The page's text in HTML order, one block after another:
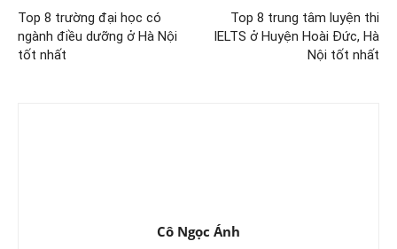
Top 8 trường đại học có
ngành điều dưỡng ở Hà Nội
tốt nhất
Top 8 trung tâm luyện thi
IELTS ở Huyện Hoài Đức, Hà
Nội tốt nhất
Cô Ngọc Ánh